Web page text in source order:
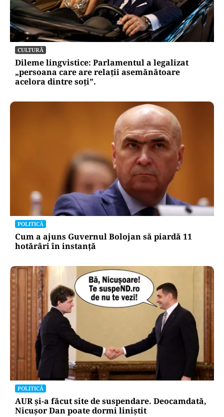
CULTURĂ
Dileme lingvistice: Parlamentul a legalizat
„persoana care are relații asemănătoare
acelora dintre soți”.
POLITICĂ
Cum a ajuns Guvernul Bolojan să piardă 11
hotărâri în instanță
POLITICĂ
AUR și-a făcut site de suspendare. Deocamdată,
Nicușor Dan poate dormi liniștit